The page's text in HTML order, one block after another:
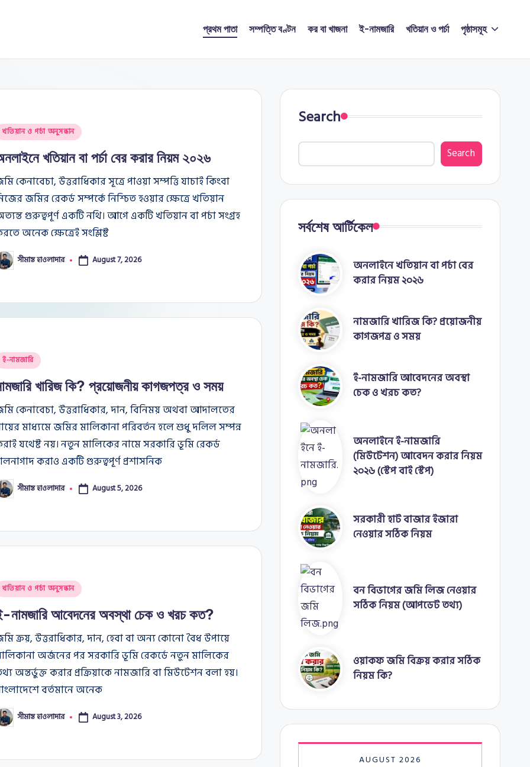
প্রথম পাতা সম্পত্তি বণ্টন কর বা খাজনা ই-নামজারি খতিয়ান ও পর্চা পৃষ্ঠাসমূহ
খতিয়ান ও পর্চা অনুসন্ধান
খতিয়ান বা পর্চা বের করার নিয়ম ২০২৬
কেনাবেচা, উত্তরাধিকার সূত্রে পাওয়া সম্পত্তি যাচাই কিংবা
জমির রেকর্ড সম্পর্কে নিশ্চিত হওয়ার ক্ষেত্রে খতিয়ান
গুরুত্বপূর্ণ একটি নথি। আগে একটি খতিয়ান বা পর্চা সংগ্রহ
অনেক ক্ষেত্রেই সংশ্লিষ্ট
সীমান্ত হাওলাদার August 7, 2026
ই-নামজারি
খারিজ কি? প্রয়োজনীয় কাগজপত্র ও সময়
কেনাবেচা, উত্তরাধিকার, দান, বিনিময় অথবা আদালতের
মাধ্যমে জমির মালিকানা পরিবর্তন হলে শুধু দলিল সম্পন্ন
যথেষ্ট নয়। নতুন মালিকের নামে সরকারি ভূমি রেকর্ড
করাও একটি গুরুত্বপূর্ণ প্রশাসনিক
সীমান্ত হাওলাদার August 5, 2026
খতিয়ান ও পর্চা অনুসন্ধান
নামজারি আবেদনের অবস্থা চেক ও খরচ কত?
ক্রয়, উত্তরাধিকার, দান, হেবা বা অন্য কোনো বৈধ উপায়ে
অর্জনের পর সরকারি ভূমি রেকর্ডে নতুন মালিকের
অন্তর্ভুক্ত করার প্রক্রিয়াকে নামজারি বা মিউটেশন বলা হয়।
বর্তমানে অনেক
সীমান্ত হাওলাদার August 3, 2026
Search
Search
সর্বশেষ আর্টিকেল
অনলাইনে খতিয়ান বা পর্চা বের
করার নিয়ম ২০২৬
নামজারি খারিজ কি? প্রয়োজনীয়
কাগজপত্র ও সময়
ই-নামজারি আবেদনের অবস্থা
চেক ও খরচ কত?
অনলাইনে ই-নামজারি
(মিউটেশন) আবেদন করার নিয়ম
২০২৬ (স্টেপ বাই স্টেপ)
সরকারী হাট বাজার ইজারা
নেওয়ার সঠিক নিয়ম
বন বিভাগের জমি লিজ নেওয়ার
সঠিক নিয়ম (আপডেট তথ্য)
ওয়াকফ জমি বিক্রয় করার সঠিক
নিয়ম কি?
AUGUST 2026